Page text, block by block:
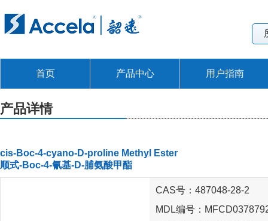
首页 产品中心 用户指南
产品详情
cis-Boc-4-cyano-D-proline Methyl Ester
顺式-Boc-4-氰基-D-脯氨酸甲酯
CAS号：487048-28-2
MDL编号：